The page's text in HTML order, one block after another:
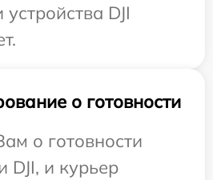
DJI
о готовности
о готовности
DJI, и курьер